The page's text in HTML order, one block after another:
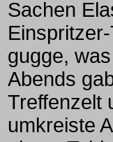
Sachen
gugge,
Abends
Treffenzelt
umkreiste